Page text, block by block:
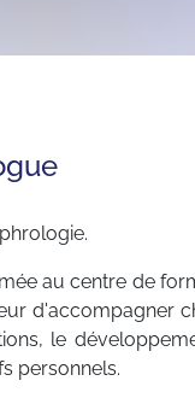
au centre de
d'accompagner
le
personnels.